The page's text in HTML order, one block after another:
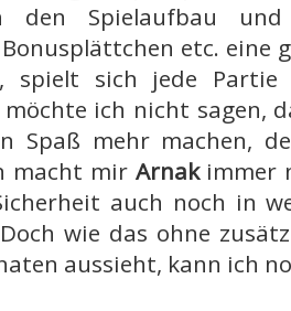
den Spielaufbau
etc. eine
spielt sich jede Partie
ich nicht sagen,
Spaß mehr machen,
macht mir Arnakimmer
auch noch in
wie das ohne
aussieht, kann ich